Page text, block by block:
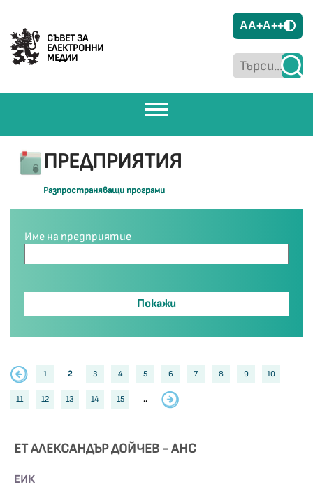
СЪВЕТ ЗА
ЕЛЕКТРОННИ
МЕДИИ
AA+A++
ПРЕДПРИЯТИЯ
Разпространяващи програми
Име на предприятие
1 2 3 4 5 6 7 8 9 10
11 12 13 14 15 ..
ЕТ АЛЕКСАНДЪР ДОЙЧЕВ - АНС
ЕИК